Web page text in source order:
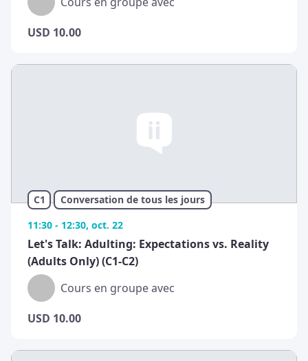
USD 10.00
C1
Conversation de tous les jours
11:30 - 12:30, oct. 22
Let's Talk: Adulting: Expectations vs. Reality
(Adults Only) (C1-C2)
Cours en groupe avec
USD 10.00